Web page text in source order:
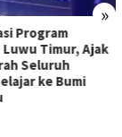
»
Program
Luwu Timur, Ajak
Seluruh
ke Bumi